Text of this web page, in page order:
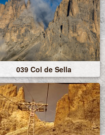
039 Col de Sella